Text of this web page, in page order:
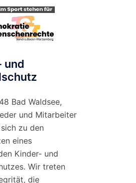
und
Bad Waldsee,
und Mitarbeiter
zu den
eines
Kinder- und
Wir treten
die